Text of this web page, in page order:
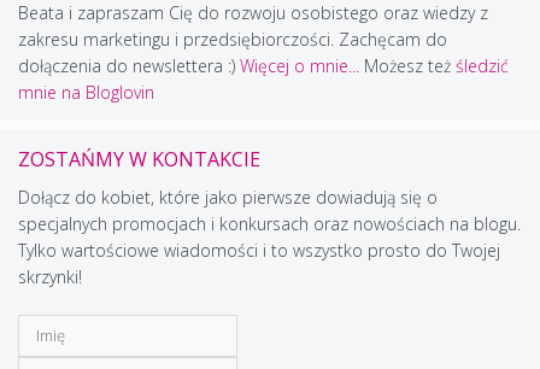
Beata i zapraszam Cię do rozwoju osobistego oraz wiedzy z
zakresu marketingu i przedsiębiorczości. Zachęcam do
dołączenia do newslettera :) Więcej o mnie... Możesz też śledzić
mnie na Bloglovin
ZOSTAŃMY W KONTAKCIE
Dołącz do kobiet, które jako pierwsze dowiadują się o
specjalnych promocjach i konkursach oraz nowościach na blogu.
Tylko wartościowe wiadomości i to wszystko prosto do Twojej
skrzynki!